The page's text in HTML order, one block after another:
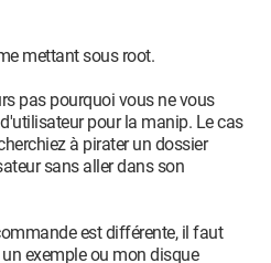
mettant sous root.
pas pourquoi vous ne vous
pour la manip. Le cas
à pirater un dossier
sans aller dans son
est différente, il faut
exemple ou mon disque